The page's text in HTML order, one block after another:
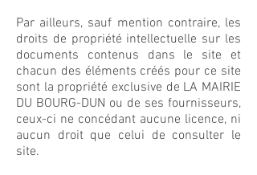
Par ailleurs, sauf mention contraire, les
droits de propriété intellectuelle sur les
documents contenus dans le site et
chacun des éléments créés pour ce site
sont la propriété exclusive de LA MAIRIE
DU BOURG-DUN ou de ses fournisseurs,
ceux-ci ne concédant aucune licence, ni
aucun droit que celui de consulter le
site.